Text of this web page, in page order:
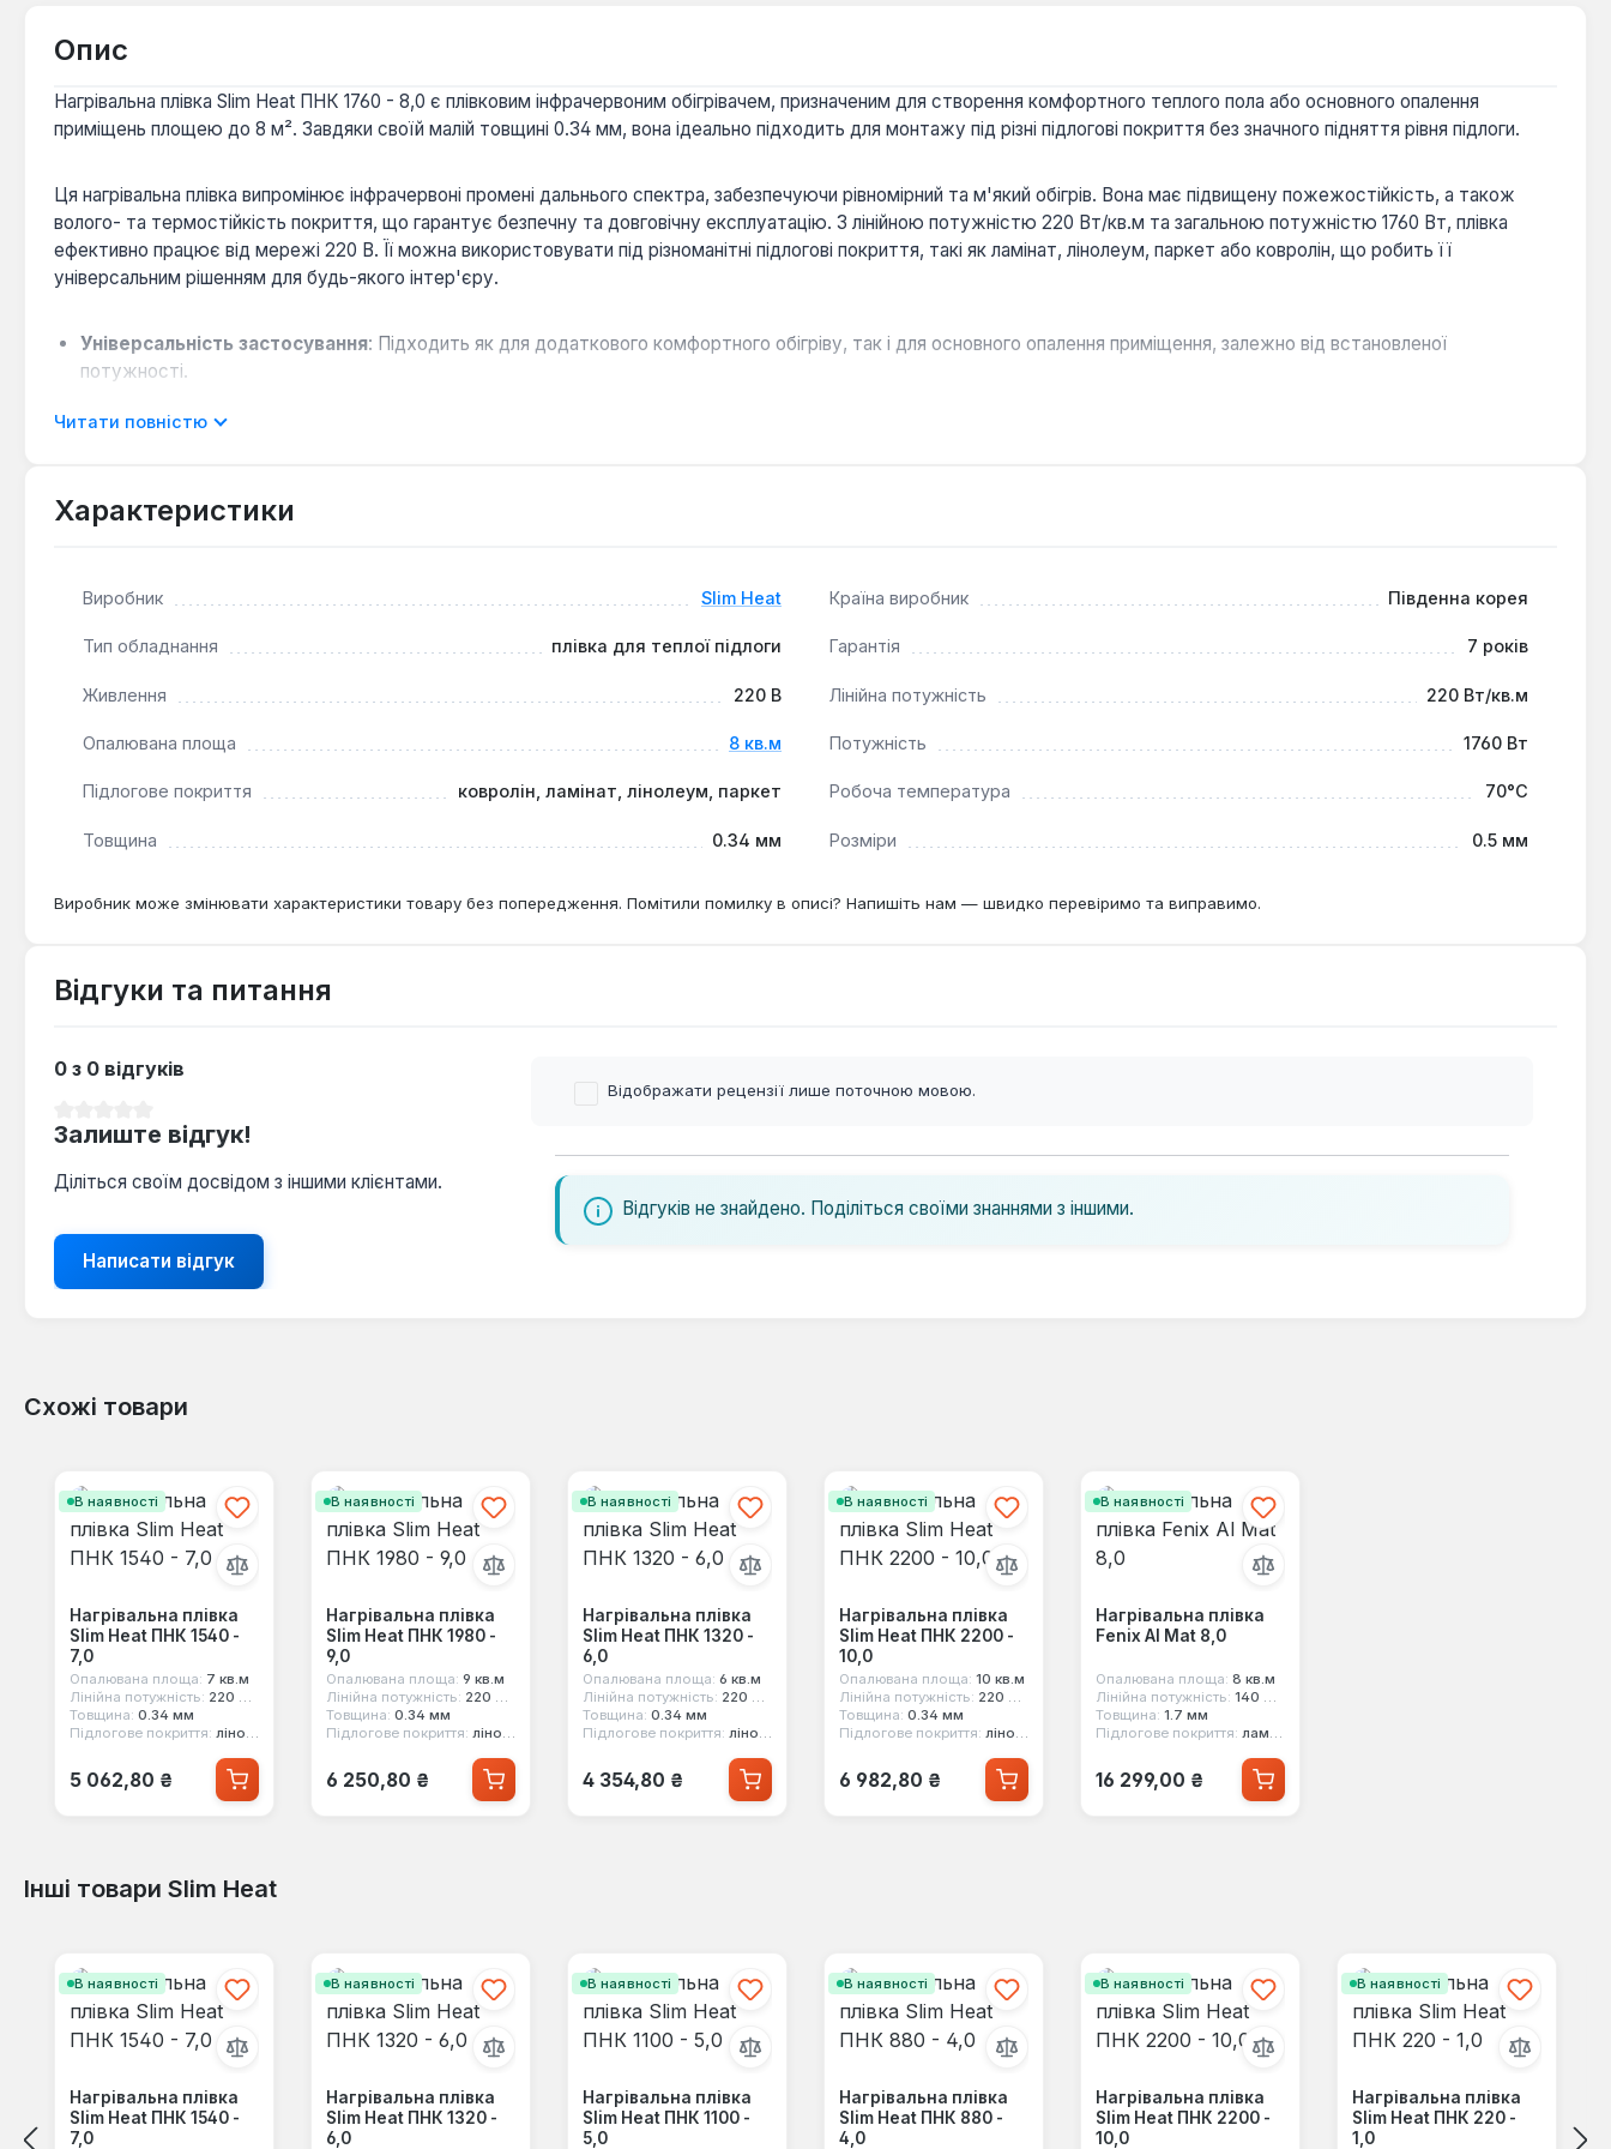
Опис
Нагрівальна плівка Slim Heat ПНК 1760 - 8,0 є плівковим інфрачервоним обігрівачем, призначеним для створення комфортного теплого пола або основного опалення
приміщень площею до 8 м². Завдяки своїй малій товщині 0.34 мм, вона ідеально підходить для монтажу під різні підлогові покриття без значного підняття рівня підлоги.
Ця нагрівальна плівка випромінює інфрачервоні промені дальнього спектра, забезпечуючи рівномірний та м'який обігрів. Вона має підвищену пожежостійкість, а також
волого- та термостійкість покриття, що гарантує безпечну та довговічну експлуатацію. З лінійною потужністю 220 Вт/кв.м та загальною потужністю 1760 Вт, плівка
ефективно працює від мережі 220 В. Її можна використовувати під різноманітні підлогові покриття, такі як ламінат, лінолеум, паркет або ковролін, що робить її
універсальним рішенням для будь-якого інтер'єру.
Універсальність застосування: Підходить як для додаткового комфортного обігріву, так і для основного опалення приміщення, залежно від встановленої
потужності.
Мала товщина
Надійність та безпека: Підвищена пожежостійкість, волого- та термостійкість покриття гарантують безпечну та довговічну експлуатацію.
рівномірний розподіл тепла. Вона особливо актуальна для об'єктів, де важливо зберегти мінімальну товщину підлогової конструкції або при оновленні існуючого покриття
Читати повністю
Характеристики
Виробник Slim Heat Країна виробник Південна корея
Тип обладнання плівка для теплої підлоги Гарантія 7 років
Живлення 220 В Лінійна потужність 220 Вт/кв.м
Опалювана площа 8 кв.м Потужність 1760 Вт
Підлогове покриття ковролін, ламінат, лінолеум, паркет Робоча температура 70°С
Товщина 0.34 мм Розміри 0.5 мм
Виробник може змінювати характеристики товару без попередження. Помітили помилку в описі? Напишіть нам — швидко перевіримо та виправимо.
Відгуки та питання
0 з 0 відгуків
Залиште відгук!
Діліться своїм досвідом з іншими клієнтами.
Написати відгук
Відображати рецензії лише поточною мовою.
Відгуків не знайдено. Поділіться своїми знаннями з іншими.
Схожі товари
В наявності
Нагрівальна плівка
Slim Heat ПНК 1540 -
7,0
Опалювана площа: 7 кв.м
Лінійна потужність: 220 Вт/кв.м
Товщина: 0.34 мм
Підлогове покриття: лінолеум, ковролін, ламінат, паркет
Звичайна ціна:
5 062,80 ₴
В наявності
Нагрівальна плівка
Slim Heat ПНК 1980 -
9,0
Опалювана площа: 9 кв.м
Лінійна потужність: 220 Вт/кв.м
Товщина: 0.34 мм
Підлогове покриття: лінолеум, ковролін, ламінат, паркет
Звичайна ціна:
6 250,80 ₴
В наявності
Нагрівальна плівка
Slim Heat ПНК 1320 -
6,0
Опалювана площа: 6 кв.м
Лінійна потужність: 220 Вт/кв.м
Товщина: 0.34 мм
Підлогове покриття: лінолеум, ковролін, ламінат, паркет
Звичайна ціна:
4 354,80 ₴
В наявності
Нагрівальна плівка
Slim Heat ПНК 2200 -
10,0
Опалювана площа: 10 кв.м
Лінійна потужність: 220 Вт/кв.м
Товщина: 0.34 мм
Підлогове покриття: лінолеум, ковролін, ламінат, паркет
Звичайна ціна:
6 982,80 ₴
В наявності
Нагрівальна плівка
Fenix Al Mat 8,0
Опалювана площа: 8 кв.м
Лінійна потужність: 140 Вт/кв.м
Товщина: 1.7 мм
Підлогове покриття: ламінат
Звичайна ціна:
16 299,00 ₴
Інші товари Slim Heat
В наявності
Нагрівальна плівка
Slim Heat ПНК 1540 -
7,0
В наявності
Нагрівальна плівка
Slim Heat ПНК 1320 -
6,0
В наявності
Нагрівальна плівка
Slim Heat ПНК 1100 -
5,0
В наявності
Нагрівальна плівка
Slim Heat ПНК 880 -
4,0
В наявності
Нагрівальна плівка
Slim Heat ПНК 2200 -
10,0
В наявності
Нагрівальна плівка
Slim Heat ПНК 220 -
1,0